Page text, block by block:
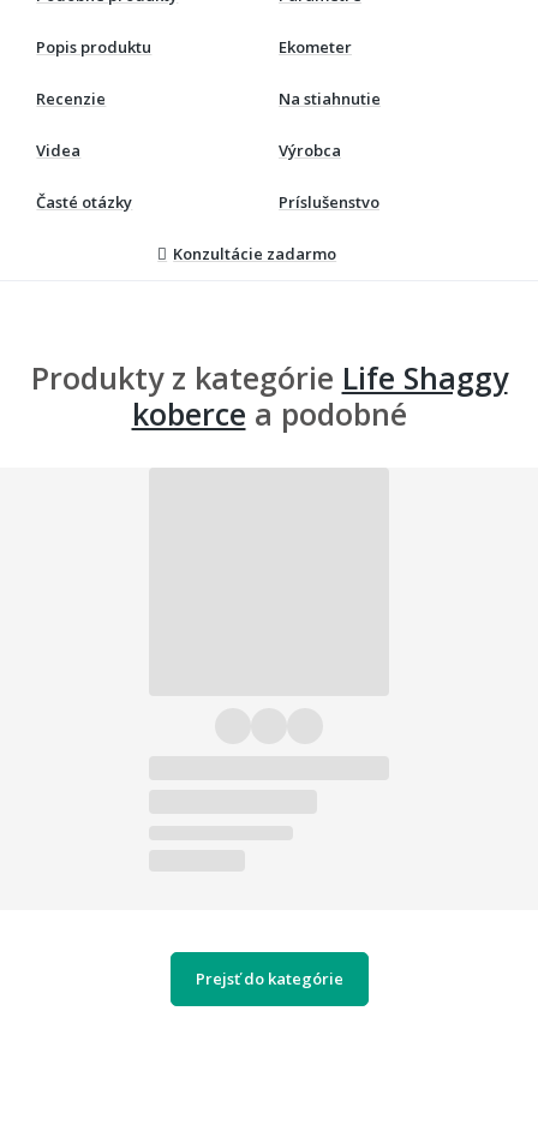
Popis produktu Ekometer
Recenzie Na stiahnutie
Videa Výrobca
Časté otázky Príslušenstvo
Konzultácie zadarmo
Produkty z kategórie Life Shaggy
koberce a podobné
Prejsť do kategórie